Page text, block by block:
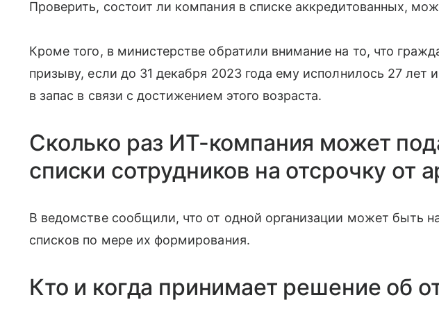
Проверить, состоит ли компания в списке аккредитованных,
Кроме того, в министерстве обратили внимание на то, что
призыву, если до 31 декабря 2023 года ему исполнилось 27 лет
в запас в связи с достижением этого возраста.
Сколько раз ИТ-компания может
списки сотрудников на отсрочку от
В ведомстве сообщили, что от одной организации может быть
списков по мере их формирования.
Кто и когда принимает решение об